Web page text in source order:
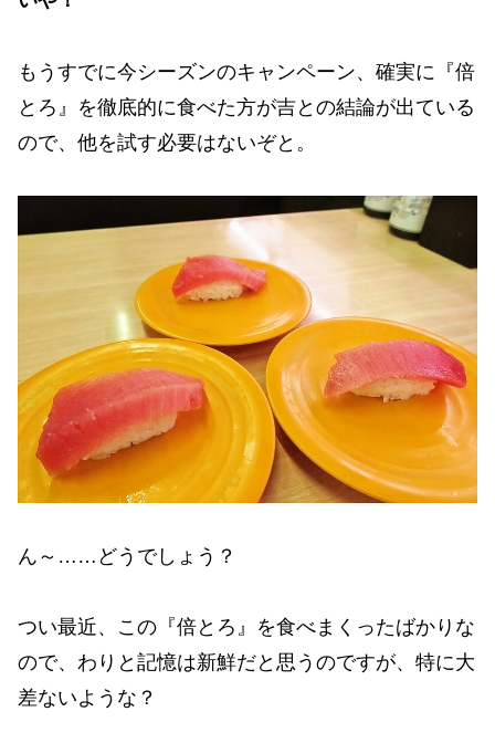
もうすでに今シーズンのキャンペーン、確実に『倍
とろ』を徹底的に食べた方が吉との結論が出ている
ので、他を試す必要はないぞと。
ん～……どうでしょう？
つい最近、この『倍とろ』を食べまくったばかりな
ので、わりと記憶は新鮮だと思うのですが、特に大
差ないような？